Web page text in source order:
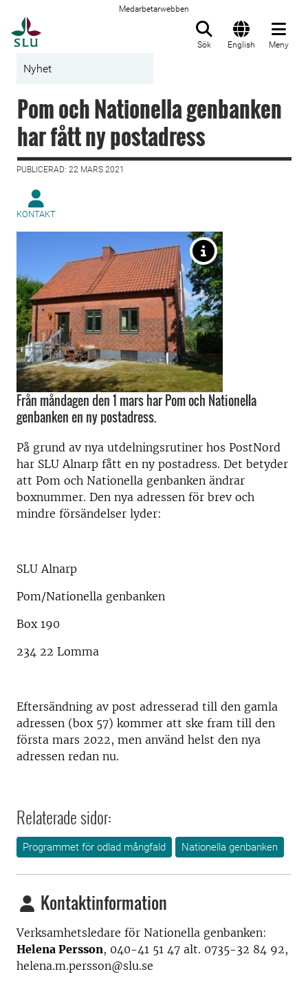
Medarbetarwebben
Sök English Meny
Nyhet
Pom och Nationella genbanken
har fått ny postadress
PUBLICERAD: 22 MARS 2021
KONTAKT
Från måndagen den 1 mars har Pom och Nationella
genbanken en ny postadress.
På grund av nya utdelningsrutiner hos PostNord
har SLU Alnarp fått en ny postadress. Det betyder
att Pom och Nationella genbanken ändrar
boxnummer. Den nya adressen för brev och
mindre försändelser lyder:
SLU Alnarp
Pom/Nationella genbanken
Box 190
234 22 Lomma
Eftersändning av post adresserad till den gamla
adressen (box 57) kommer att ske fram till den
första mars 2022, men använd helst den nya
adressen redan nu.
Relaterade sidor:
Programmet för odlad mångfald Nationella genbanken
Kontaktinformation
Verksamhetsledare för Nationella genbanken:
Helena Persson, 040-41 51 47 alt. 0735-32 84 92,
helena.m.persson@slu.se